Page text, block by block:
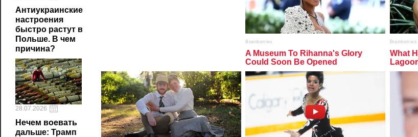
Антиукраинские
настроения
быстро растут в
Польше. В чем
причина?
28.07.2026
Нечем воевать
дальше: Трамп